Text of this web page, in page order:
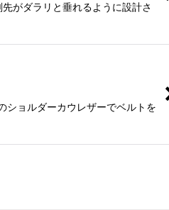
がダラリと垂れるように設計さ
ョルダーカウレザーでベルトを